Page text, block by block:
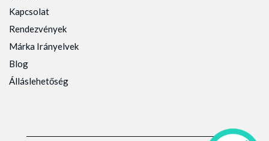
Kapcsolat
Rendezvények
Márka Irányelvek
Blog
Álláslehetőség